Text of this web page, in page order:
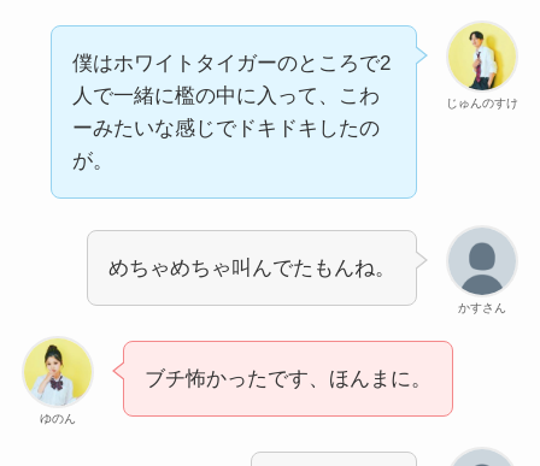
じゅんのすけ
僕はホワイトタイガーのところで2
人で一緒に檻の中に入って、こわ
ーみたいな感じでドキドキしたの
が。
かすさん
めちゃめちゃ叫んでたもんね。
ゆのん
ブチ怖かったです、ほんまに。